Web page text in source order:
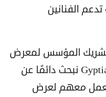
الفنانين
المؤسس لمعرض
Gyptian قائلة: “نحن في Gyptian نبحث دائمًا عن
العمل معهم لعرض